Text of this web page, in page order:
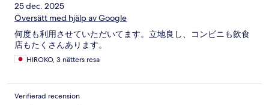
25 dec. 2025
Översätt med hjälp av Google
何度も利用させていただいてます。立地良し、コンビニも飲食
店もたくさんあります。
HIROKO, 3 nätters resa
Verifierad recension